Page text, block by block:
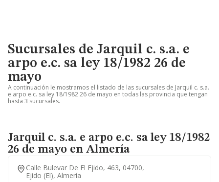
Sucursales de Jarquil c. s.a. e
arpo e.c. sa ley 18/1982 26 de
mayo
A continuación le mostramos el listado de las sucursales de Jarquil c. s.a.
e arpo e.c. sa ley 18/1982 26 de mayo en todas las provincia que tengan
hasta 3 sucursales.
Jarquil c. s.a. e arpo e.c. sa ley 18/1982
26 de mayo en Almería
Calle Bulevar De El Ejido, 463, 04700,
Ejido (el), Almería